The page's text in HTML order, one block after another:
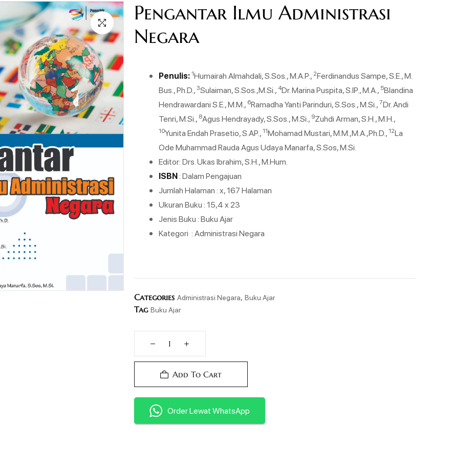
Pengantar Ilmu Administrasi
Negara
Penulis:1Humairah Almahdali, S.Sos., M.A.P., 2Ferdinandus Sampe, S.E., M.
Bus., Ph.D.,3Sulaiman, S.Sos.,M.Si., 4Dr. Marina Puspita, S.IP., M.A., 5Blandina
Hendrawardani S.E., M.M., 6Ramadha Yanti Parinduri, S.Sos., M.Si.,7Dr. Andi
Tenri, M.Si., 8Agus Hendrayady, S.Sos., M.Si., 9Zuhdi Arman, S.H., M.H.,
10Yunita Endah Prasetio, S.AP.,11Mohamad Mustari, M.M.,M.A.,Ph.D.,12La
Ode Muhammad Rauda Agus Udaya Manarfa, S.Sos, M.Si.
Editor: Drs. Ukas Ibrahim, S.H., M.Hum.
ISBN: Dalam Pengajuan
Jumlah Halaman : x, 167 Halaman
Ukuran Buku : 15,4 x 23
Jenis Buku : Buku Ajar
Kategori : Administrasi Negara
Categories Administrasi Negara, Buku Ajar
Tag Buku Ajar
Add To Cart
Order Lewat WhatsApp